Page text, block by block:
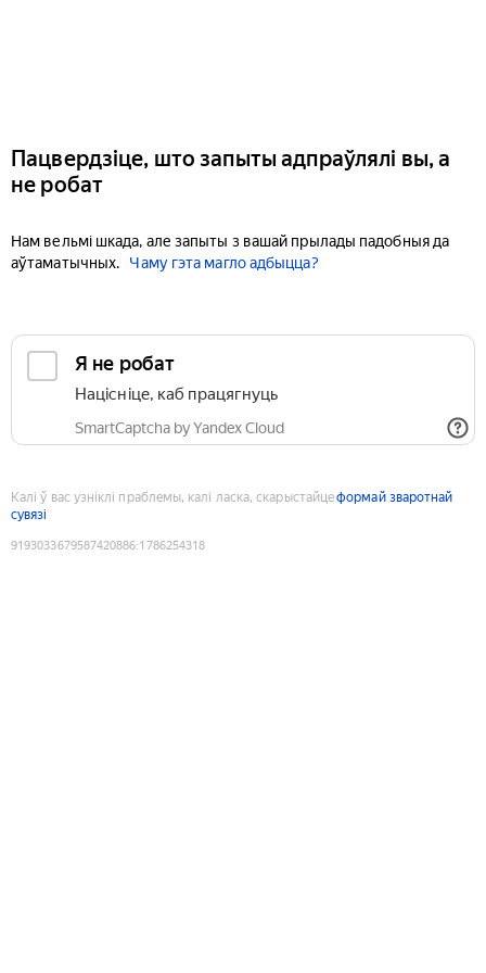
Пацвердзіце, што запыты адпраўлялі вы, а
не робат
Нам вельмі шкада, але запыты з вашай прылады падобныя да
аўтаматычных.
Чаму гэта магло адбыцца?
Я не робат
Націсніце, каб працягнуць
SmartCaptcha by Yandex Cloud
Калі ў вас узніклі праблемы, калі ласка, скарыстайцеформай зваротнай
сувязі
9193033679587420886:1786254318